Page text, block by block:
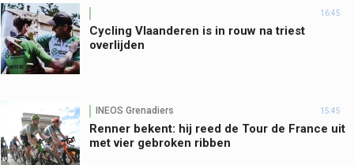
16:45
Cycling Vlaanderen is in rouw na triest
overlijden
INEOS Grenadiers 15:45
Renner bekent: hij reed de Tour de France uit
met vier gebroken ribben